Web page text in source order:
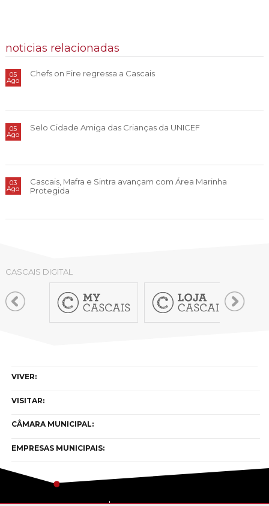
noticias relacionadas
05
Ago
Chefs on Fire regressa a Cascais
05
Ago
Selo Cidade Amiga das Crianças da UNICEF
03
Ago
Cascais, Mafra e Sintra avançam com Área Marinha
Protegida
CASCAIS DIGITAL
VIVER:
VISITAR:
CÂMARA MUNICIPAL:
EMPRESAS MUNICIPAIS: